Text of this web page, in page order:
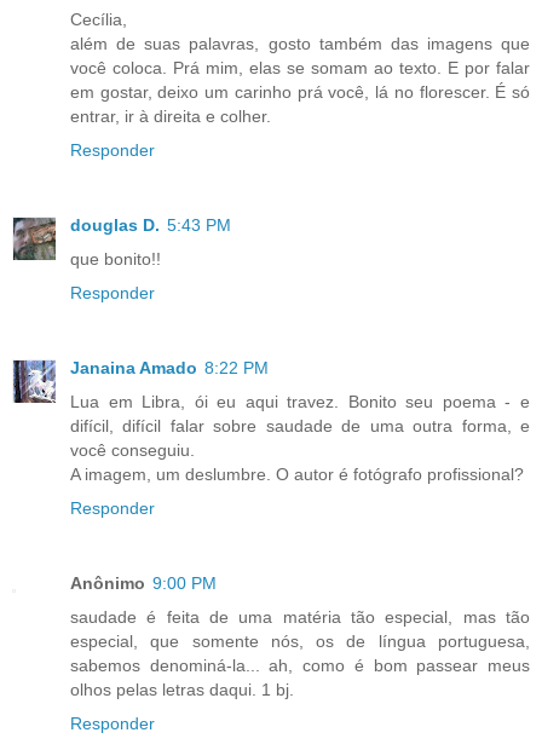
Cecília,
além de suas palavras, gosto também das imagens que
você coloca. Prá mim, elas se somam ao texto. E por falar
em gostar, deixo um carinho prá você, lá no florescer. É só
entrar, ir à direita e colher.
Responder
douglas D. 5:43 PM
que bonito!!
Responder
Janaina Amado 8:22 PM
Lua em Libra, ói eu aqui travez. Bonito seu poema - e
difícil, difícil falar sobre saudade de uma outra forma, e
você conseguiu.
A imagem, um deslumbre. O autor é fotógrafo profissional?
Responder
Anônimo 9:00 PM
saudade é feita de uma matéria tão especial, mas tão
especial, que somente nós, os de língua portuguesa,
sabemos denominá-la... ah, como é bom passear meus
olhos pelas letras daqui. 1 bj.
Responder